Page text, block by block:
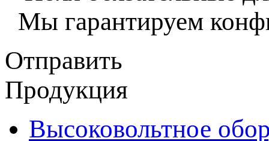
Мы гарантируем
Отправить
Продукция
Высоковольтное